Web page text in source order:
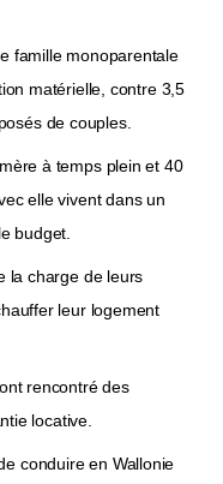
famille monoparentale
matérielle, contre 3,5
de couples.
à temps plein et 40
elle vivent dans un
budget.
la charge de leurs
leur logement
rencontré des
locative.
conduire en Wallonie